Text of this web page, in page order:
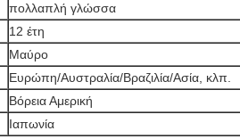
πολλαπλή γλώσσα
12 έτη
Μαύρο
Ευρώπη/Αυστραλία/Βραζιλία/Ασία, κλπ.
Βόρεια Αμερική
Ιαπωνία